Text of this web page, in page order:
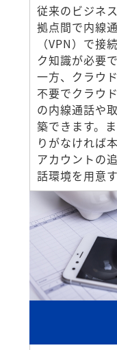
従来のビジネ
拠点間で内線
（VPN）で接
ク知識が必要で
一方、クラウ
不要でクラウ
の内線通話や
築できます。
りがなければ
アカウントの
話環境を用意